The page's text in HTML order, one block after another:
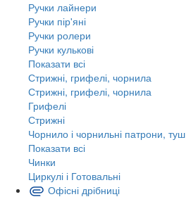
Ручки лайнери
Ручки пір'яні
Ручки ролери
Ручки кулькові
Показати всі
Стрижні, грифелі, чорнила
Стрижні, грифелі, чорнила
Грифелі
Стрижні
Чорнило і чорнильні патрони, туш
Показати всі
Чинки
Циркулі і Готовальні
Офісні дрібниці